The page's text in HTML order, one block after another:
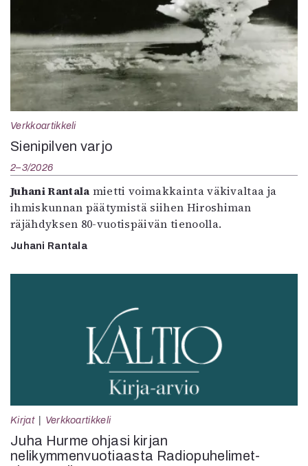
Verkkoartikkeli
Sienipilven varjo
2–3/2026
Juhani Rantala mietti voimakkainta väkivaltaa ja
ihmiskunnan päätymistä siihen Hiroshiman
räjähdyksen 80-vuotispäivän tienoolla.
Juhani Rantala
Kirjat Verkkoartikkeli
Juha Hurme ohjasi kirjan
nelikymmenvuotiaasta Radiopuhelimet-